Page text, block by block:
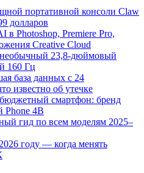
портативной консоли Claw
долларов
в Photoshop, Premiere Pro,
Creative Cloud
необычный 23,8-дюймовый
160 Гц
база данных с 24
известно об утечке
смартфон: бренд
Phone 4B
гид по всем моделям 2025–
году — когда менять